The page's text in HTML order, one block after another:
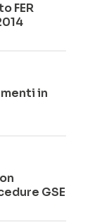
FER
in
GSE